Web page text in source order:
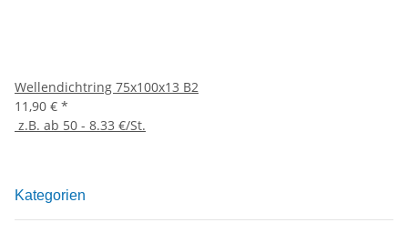
Wellendichtring 75x100x13 B2
11,90 € *
z.B. ab 50 - 8.33 €/St.
Kategorien